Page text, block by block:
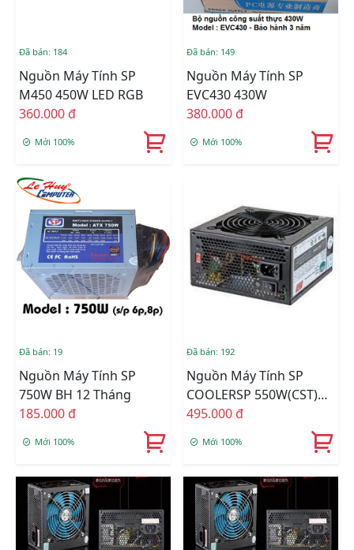
Đã bán: 184
Nguồn Máy Tính SP
M450 450W LED RGB
360.000 đ
Mới 100%
Đã bán: 149
Nguồn Máy Tính SP
EVC430 430W
380.000 đ
Mới 100%
Đã bán: 19
Nguồn Máy Tính SP
750W BH 12 Tháng
185.000 đ
Mới 100%
Đã bán: 192
Nguồn Máy Tính SP
COOLERSP 550W(CST)
(FAN 12CM)
495.000 đ
Mới 100%